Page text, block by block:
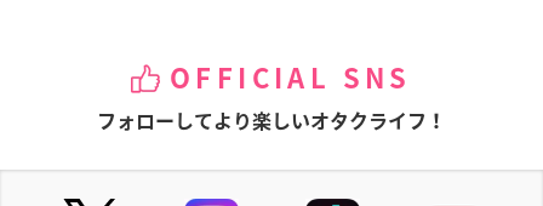
OFFICIAL SNS
フォローしてより楽しいオタクライフ！